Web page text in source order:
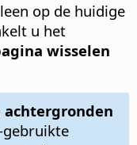
op de huidige
u het
wisselen